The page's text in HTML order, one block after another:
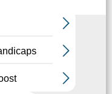
Mais comme
les services de
Fouquet